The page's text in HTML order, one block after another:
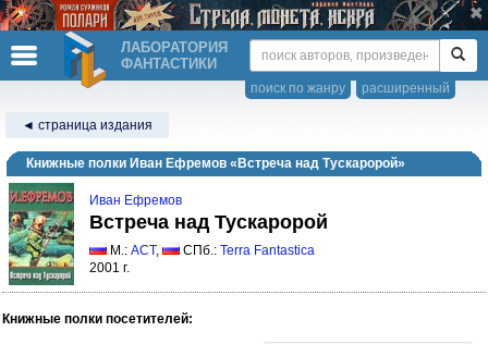
ЛАБОРАТОРИЯ
ФАНТАСТИКИ
расширенный
поиск по жанру
◄ страница издания
Книжные полки Иван Ефремов «Встреча над Тускаророй»
Иван Ефремов
Встреча над Тускаророй
М.: АСТ, СПб.: Terra Fantastica
2001 г.
Книжные полки посетителей: